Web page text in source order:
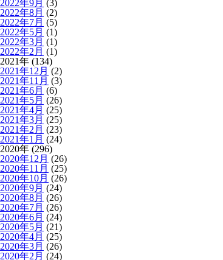
2022年9月 (3)
2022年8月 (2)
2022年7月 (5)
2022年5月 (1)
2022年3月 (1)
2022年2月 (1)
2021年 (134)
2021年12月 (2)
2021年11月 (3)
2021年6月 (6)
2021年5月 (26)
2021年4月 (25)
2021年3月 (25)
2021年2月 (23)
2021年1月 (24)
2020年 (296)
2020年12月 (26)
2020年11月 (25)
2020年10月 (26)
2020年9月 (24)
2020年8月 (26)
2020年7月 (26)
2020年6月 (24)
2020年5月 (21)
2020年4月 (25)
2020年3月 (26)
2020年2月 (24)